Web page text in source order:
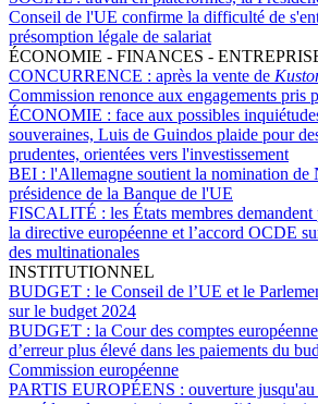
Conseil de l'UE confirme la difficulté de
présomption légale de salariat
ÉCONOMIE - FINANCES -
CONCURRENCE : après la vente de
Commission renonce aux engagements pris
ÉCONOMIE : face aux possibles
souveraines, Luis de Guindos plaide pour
prudentes, orientées vers l'investissement
BEI : l'Allemagne soutient la nomination de
présidence de la Banque de l'UE
FISCALITÉ : les États membres
la directive européenne et l’accord OCDE
des multinationales
INSTITUTIONNEL
BUDGET : le Conseil de l’UE et le
sur le budget 2024
BUDGET : la Cour des comptes
d’erreur plus élevé dans les paiements du
Commission européenne
PARTIS EUROPÉENS : ouverture